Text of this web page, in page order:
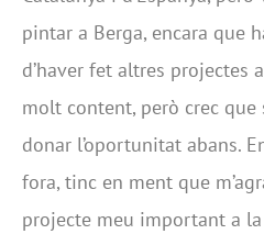
pintar a Berga, encara que
d’haver fet altres projectes
molt content, però crec que
donar l’oportunitat abans.
fora, tinc en ment que
projecte meu important a